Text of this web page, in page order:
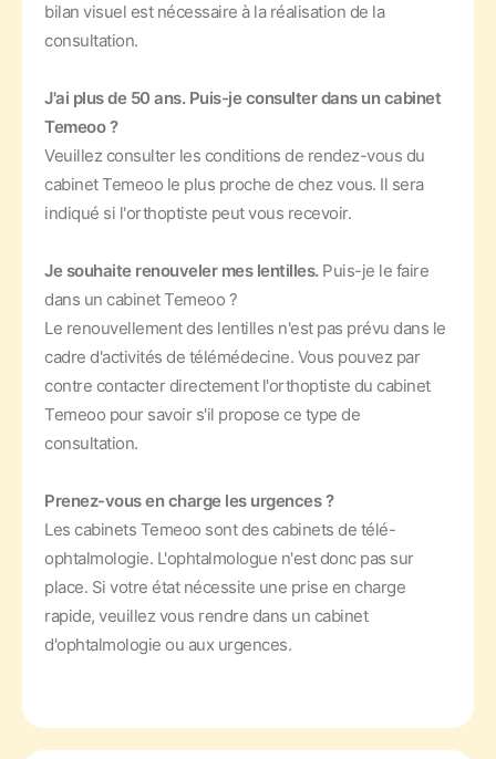
bilan visuel est nécessaire à la réalisation de la
consultation.
J'ai plus de 50 ans. Puis-je consulter dans un cabinet
Temeoo ?
Veuillez consulter les conditions de rendez-vous du
cabinet Temeoo le plus proche de chez vous. Il sera
indiqué si l'orthoptiste peut vous recevoir.
Je souhaite renouveler mes lentilles. Puis-je le faire
dans un cabinet Temeoo ?
Le renouvellement des lentilles n'est pas prévu dans le
cadre d'activités de télémédecine. Vous pouvez par
contre contacter directement l'orthoptiste du cabinet
Temeoo pour savoir s'il propose ce type de
consultation.
Prenez-vous en charge les urgences ?
Les cabinets Temeoo sont des cabinets de télé-
ophtalmologie. L'ophtalmologue n'est donc pas sur
place. Si votre état nécessite une prise en charge
rapide, veuillez vous rendre dans un cabinet
d'ophtalmologie ou aux urgences.